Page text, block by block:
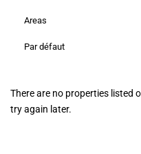
Areas
Par défaut
There are no properties listed
try again later.